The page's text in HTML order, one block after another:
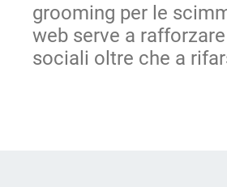
grooming per le
web serve a
sociali oltre che a